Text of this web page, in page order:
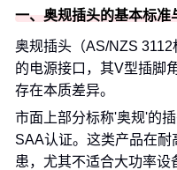
一、奥规插头的基本标准
奥规插头（AS/NZS
的电源接口，其V型插脚
存在本质差异。
市面上部分标称'奥规'的
SAA认证。这类产品在
患，尤其不适合大功率设